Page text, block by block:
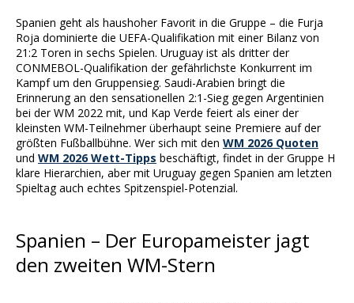
Spanien geht als haushoher Favorit in die Gruppe – die Furja
Roja dominierte die UEFA-Qualifikation mit einer Bilanz von
21:2 Toren in sechs Spielen. Uruguay ist als dritter der
CONMEBOL-Qualifikation der gefährlichste Konkurrent im
Kampf um den Gruppensieg. Saudi-Arabien bringt die
Erinnerung an den sensationellen 2:1-Sieg gegen Argentinien
bei der WM 2022 mit, und Kap Verde feiert als einer der
kleinsten WM-Teilnehmer überhaupt seine Premiere auf der
größten Fußballbühne. Wer sich mit den WM 2026 Quoten
und WM 2026 Wett-Tipps beschäftigt, findet in der Gruppe H
klare Hierarchien, aber mit Uruguay gegen Spanien am letzten
Spieltag auch echtes Spitzenspiel-Potenzial.
Spanien – Der Europameister jagt
den zweiten WM-Stern